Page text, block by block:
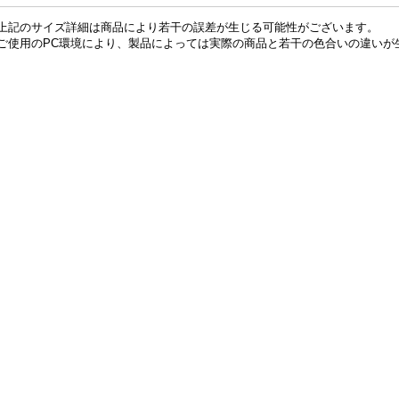
記のサイズ詳細は商品により若干の誤差が生じる可能性がございます。
使用のPC環境により、製品によっては実際の商品と若干の色合いの違いが